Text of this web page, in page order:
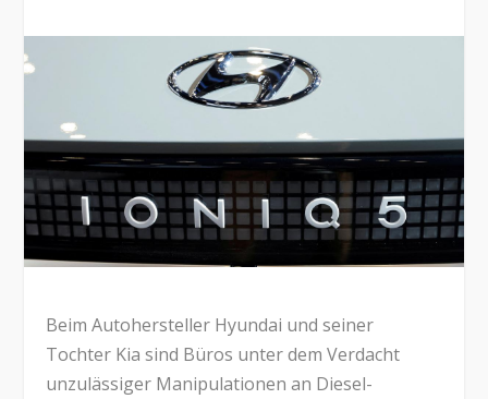
Beim Autohersteller Hyundai und seiner
Tochter Kia sind Büros unter dem Verdacht
unzulässiger Manipulationen an Diesel-